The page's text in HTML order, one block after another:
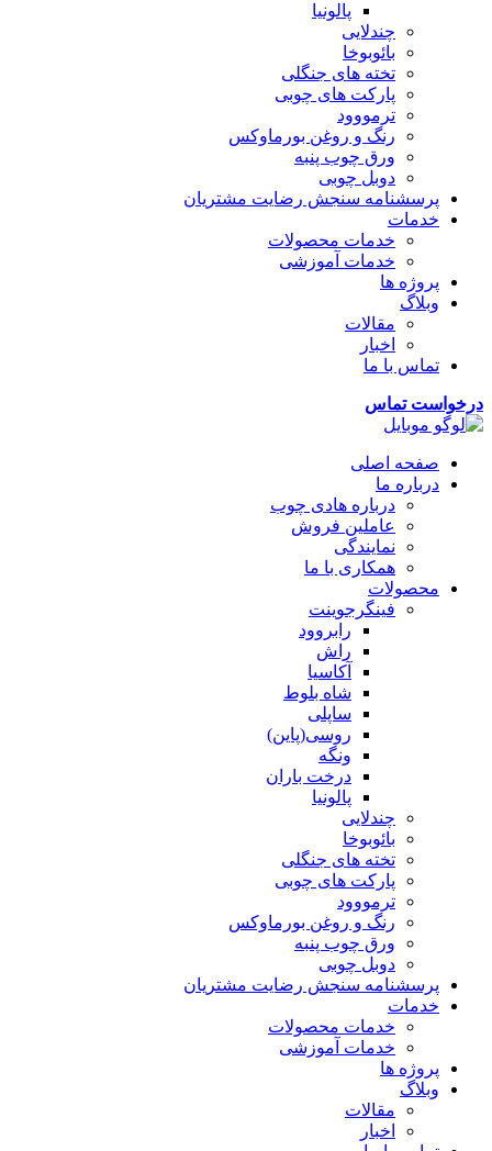
پالونیا
چندلایی
بائوبوخا
تخته های جنگلی
پارکت های چوبی
ترمووود
رنگ و روغن بورماوکس
ورق چوب پنبه
دوبل چوبی
پرسشنامه سنجش رضایت مشتریان
خدمات
خدمات محصولات
خدمات آموزشی
پروژه ها
وبلاگ
مقالات
اخبار
تماس با ما
درخواست تماس
صفحه اصلی
درباره ما
درباره هادی چوب
عاملین فروش
نمایندگی
همکاری با ما
محصولات
فینگرجوینت
رابروود
راش
آکاسیا
شاه بلوط
ساپلی
روسی(پاین)
ونگه
درخت باران
پالونیا
چندلایی
بائوبوخا
تخته های جنگلی
پارکت های چوبی
ترمووود
رنگ و روغن بورماوکس
ورق چوب پنبه
دوبل چوبی
پرسشنامه سنجش رضایت مشتریان
خدمات
خدمات محصولات
خدمات آموزشی
پروژه ها
وبلاگ
مقالات
اخبار